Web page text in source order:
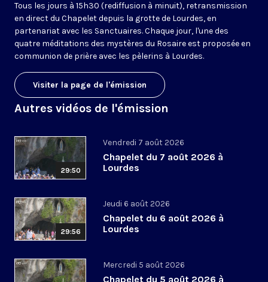
Tous les jours à 15h30 (rediffusion à minuit), retransmission
en direct du Chapelet depuis la grotte de Lourdes, en
partenariat avec les Sanctuaires. Chaque jour, l'une des
quatre méditations des mystères du Rosaire est proposée en
communion de prière avec les pèlerins à Lourdes.
Visiter la page de l'émission
Autres vidéos de l'émission
29:50
Vendredi 7 août 2026
Chapelet du 7 août 2026 à
Lourdes
29:56
Jeudi 6 août 2026
Chapelet du 6 août 2026 à
Lourdes
Mercredi 5 août 2026
Chapelet du 5 août 2026 à